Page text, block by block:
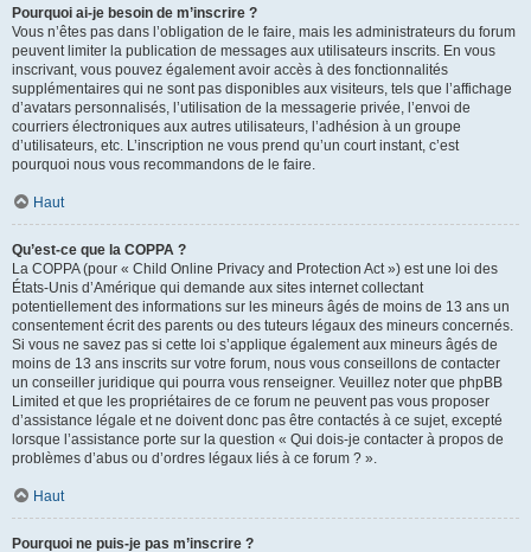
Pourquoi ai-je besoin de m’inscrire ?
Vous n’êtes pas dans l’obligation de le faire, mais les administrateurs du forum
peuvent limiter la publication de messages aux utilisateurs inscrits. En vous
inscrivant, vous pouvez également avoir accès à des fonctionnalités
supplémentaires qui ne sont pas disponibles aux visiteurs, tels que l’affichage
d’avatars personnalisés, l’utilisation de la messagerie privée, l’envoi de
courriers électroniques aux autres utilisateurs, l’adhésion à un groupe
d’utilisateurs, etc. L’inscription ne vous prend qu’un court instant, c’est
pourquoi nous vous recommandons de le faire.
Haut
Qu’est-ce que la COPPA ?
La COPPA (pour « Child Online Privacy and Protection Act ») est une loi des
États-Unis d’Amérique qui demande aux sites internet collectant
potentiellement des informations sur les mineurs âgés de moins de 13 ans un
consentement écrit des parents ou des tuteurs légaux des mineurs concernés.
Si vous ne savez pas si cette loi s’applique également aux mineurs âgés de
moins de 13 ans inscrits sur votre forum, nous vous conseillons de contacter
un conseiller juridique qui pourra vous renseigner. Veuillez noter que phpBB
Limited et que les propriétaires de ce forum ne peuvent pas vous proposer
d’assistance légale et ne doivent donc pas être contactés à ce sujet, excepté
lorsque l’assistance porte sur la question « Qui dois-je contacter à propos de
problèmes d’abus ou d’ordres légaux liés à ce forum ? ».
Haut
Pourquoi ne puis-je pas m’inscrire ?